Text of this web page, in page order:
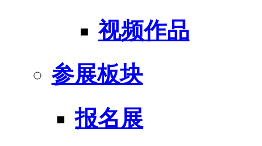
视频作品
参展板块
报名展